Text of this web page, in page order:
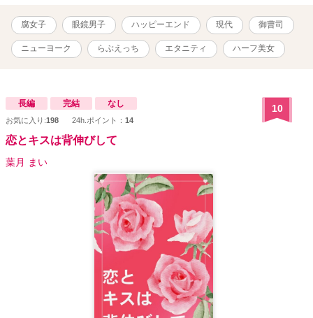
腐女子 眼鏡男子 ハッピーエンド 現代 御曹司
ニューヨーク らぶえっち エタニティ ハーフ美女
長編 完結 なし
お気に入り:198 24h.ポイント： 14
10
恋とキスは背伸びして
葉月 まい